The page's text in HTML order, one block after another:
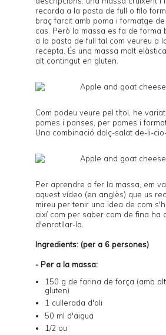
recorda a la pasta de full o filo
braç farcit amb poma i formatge
cas. Però la massa es fa de forma
a la pasta de full tal com veureu a
recepta. És una massa molt
alt contingut en gluten.
Com podeu veure pel títol, he
pomes i panses, per pomes i
Una combinació dolç-salat de-li-
Per aprendre a fer la massa, em
aquest vídeo (en anglès) que us
mireu per tenir una idea de com
així com per saber com de fina ha
d'enrotllar-la.
Ingredients: (per a 6 persones)
- Per a la massa:
150 g de farina de força (amb
gluten)
1 cullerada d'oli
50 ml d'aigua
1/2 ou